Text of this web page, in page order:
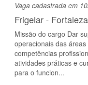
Vaga cadastrada em
Frigelar -
Missão do cargo Dar
operacionais das
competências
atividades práticas e
para o funcion...